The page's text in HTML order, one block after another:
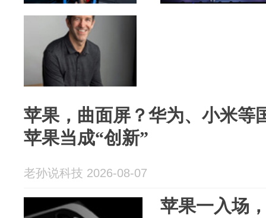
苹果，曲面屏？华为、小米等
苹果当成“创新”
老孙说科技 2026-08-07
苹果一入场